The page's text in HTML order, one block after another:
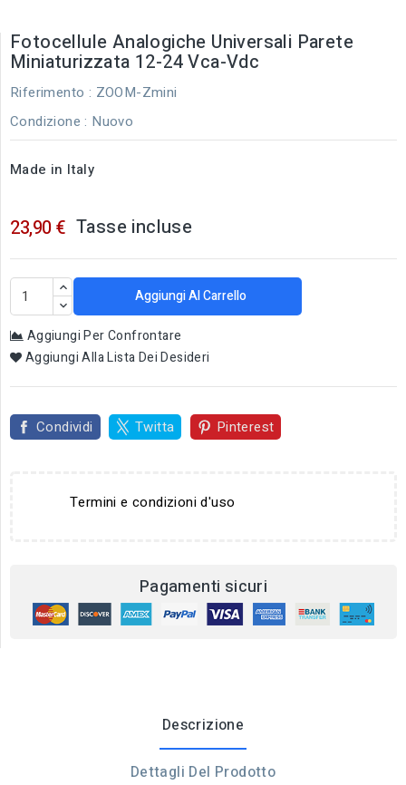
Fotocellule Analogiche Universali Parete
Miniaturizzata 12-24 Vca-Vdc
Riferimento : ZOOM-Zmini
Condizione : Nuovo
Made in Italy
23,90 € Tasse incluse
Aggiungi Al Carrello
Aggiungi Per Confrontare
Aggiungi Alla Lista Dei Desideri
Condividi Twitta Pinterest
Termini e condizioni d'uso
Pagamenti sicuri
Descrizione
Dettagli Del Prodotto